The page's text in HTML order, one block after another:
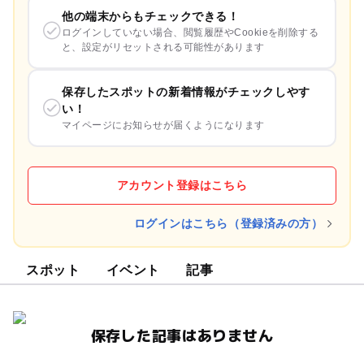
他の端末からもチェックできる！
ログインしていない場合、閲覧履歴やCookieを削除する
と、設定がリセットされる可能性があります
保存したスポットの新着情報がチェックしやす
い！
マイページにお知らせが届くようになります
アカウント登録はこちら
ログインはこちら（登録済みの方）
スポット イベント 記事
保存した記事はありません